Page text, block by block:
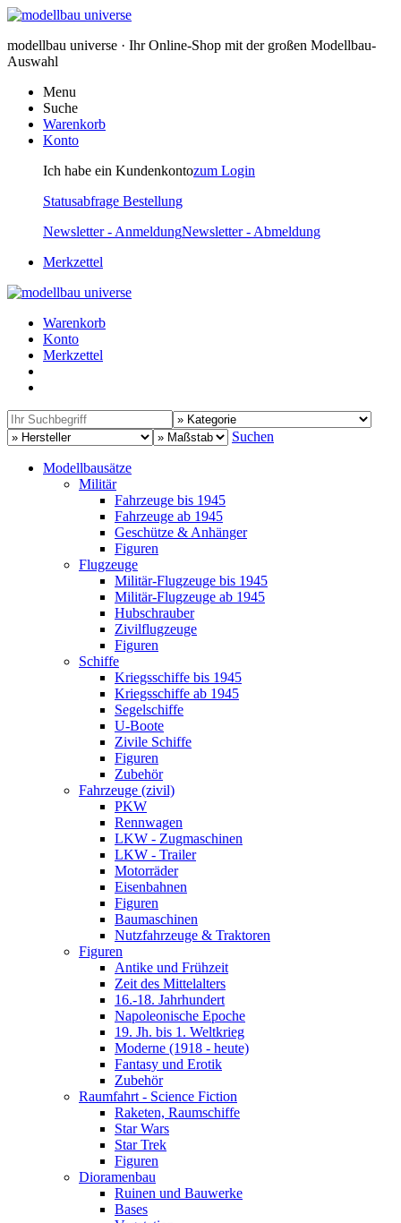
modellbau universe · Ihr Online-Shop mit der großen Modellbau-
Auswahl
Menu
Suche
Warenkorb
Konto
Ich habe ein Kundenkontozum Login
Statusabfrage Bestellung
Newsletter - AnmeldungNewsletter - Abmeldung
Merkzettel
Warenkorb
Konto
Merkzettel
Suchen
Modellbausätze
Militär
Fahrzeuge bis 1945
Fahrzeuge ab 1945
Geschütze & Anhänger
Figuren
Flugzeuge
Militär-Flugzeuge bis 1945
Militär-Flugzeuge ab 1945
Hubschrauber
Zivilflugzeuge
Figuren
Schiffe
Kriegsschiffe bis 1945
Kriegsschiffe ab 1945
Segelschiffe
U-Boote
Zivile Schiffe
Figuren
Zubehör
Fahrzeuge (zivil)
PKW
Rennwagen
LKW - Zugmaschinen
LKW - Trailer
Motorräder
Eisenbahnen
Figuren
Baumaschinen
Nutzfahrzeuge & Traktoren
Figuren
Antike und Frühzeit
Zeit des Mittelalters
16.-18. Jahrhundert
Napoleonische Epoche
19. Jh. bis 1. Weltkrieg
Moderne (1918 - heute)
Fantasy und Erotik
Zubehör
Raumfahrt - Science Fiction
Raketen, Raumschiffe
Star Wars
Star Trek
Figuren
Dioramenbau
Ruinen und Bauwerke
Bases